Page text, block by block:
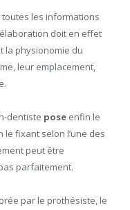
les informations
doit en effet
la physionomie du
leur emplacement,
dentiste pose enfin le
fixant selon l’une des
peut être
parfaitement.
par le prothésiste, le